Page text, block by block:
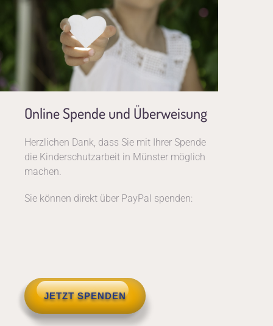
Online Spende und Überweisung
Herzlichen Dank, dass Sie mit Ihrer Spende
die Kinderschutzarbeit in Münster möglich
machen.
Sie können direkt über PayPal spenden:
JETZT SPENDEN